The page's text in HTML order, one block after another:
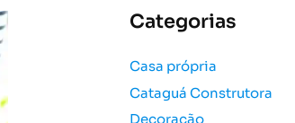
i
a
r
p
Categorias
Casa própria
Cataguá Construtora
Decoração